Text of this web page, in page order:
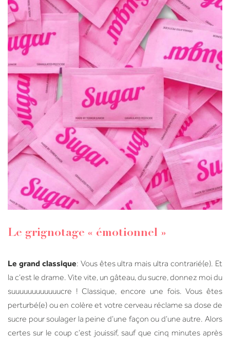
Le grignotage « émotionnel »
Le grand classique: Vous êtes ultra mais ultra contrarié(e). Et
la c’est le drame. Vite vite, un gâteau, du sucre, donnez moi du
suuuuuuuuuuuucre ! Classique, encore une fois. Vous êtes
perturbé(e) ou en colère et votre cerveau réclame sa dose de
sucre pour soulager la peine d’une façon ou d’une autre. Alors
certes sur le coup c’est jouissif, sauf que cinq minutes après